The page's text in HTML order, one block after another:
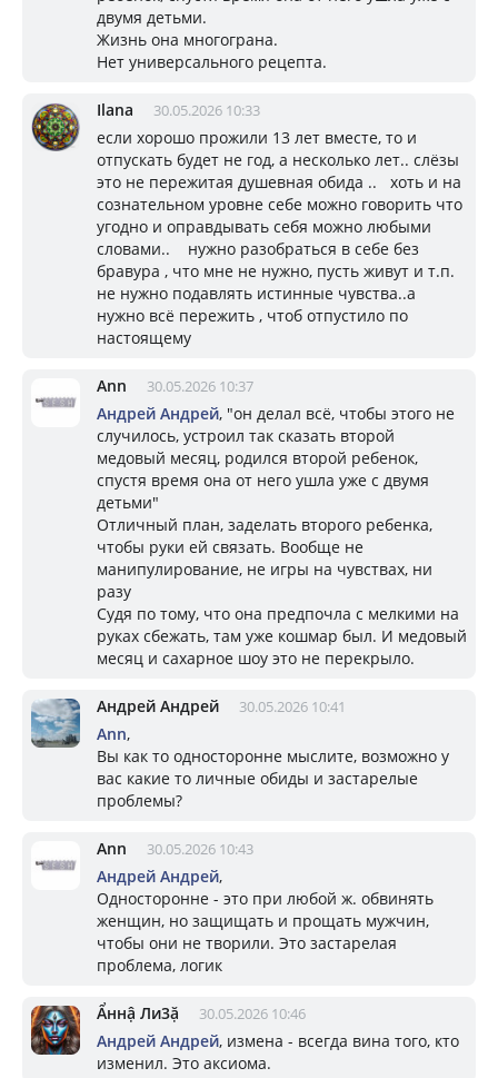
двумя детьми.
Жизнь она многограна.
Нет универсального рецепта.
Ilana 30.05.2026 10:33
если хорошо прожили 13 лет вместе, то и
отпускать будет не год, а несколько лет.. слёзы
это не пережитая душевная обида .. хоть и на
сознательном уровне себе можно говорить что
угодно и оправдывать себя можно любыми
словами.. нужно разобраться в себе без
бравура , что мне не нужно, пусть живут и т.п.
не нужно подавлять истинные чувства..а
нужно всё пережить , чтоб отпустило по
настоящему
Ann 30.05.2026 10:37
Андрей Андрей, "он делал всё, чтобы этого не
случилось, устроил так сказать второй
медовый месяц, родился второй ребенок,
спустя время она от него ушла уже с двумя
детьми"
Отличный план, заделать второго ребенка,
чтобы руки ей связать. Вообще не
манипулирование, не игры на чувствах, ни
разу
Судя по тому, что она предпочла с мелкими на
руках сбежать, там уже кошмар был. И медовый
месяц и сахарное шоу это не перекрыло.
Андрей Андрей 30.05.2026 10:41
Ann,
Вы как то односторонне мыслите, возможно у
вас какие то личные обиды и застарелые
проблемы?
Ann 30.05.2026 10:43
Андрей Андрей,
Односторонне - это при любой ж. обвинять
женщин, но защищать и прощать мужчин,
чтобы они не творили. Это застарелая
проблема, логик
Ẩннậ Ли3ặ 30.05.2026 10:46
Андрей Андрей, измена - всегда вина того, кто
изменил. Это аксиома.